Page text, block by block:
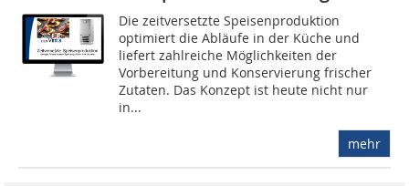
Die zeitversetzte Speisenproduktion
optimiert die Abläufe in der Küche und
liefert zahlreiche Möglichkeiten der
Vorbereitung und Konservierung frischer
Zutaten. Das Konzept ist heute nicht nur
in...
mehr